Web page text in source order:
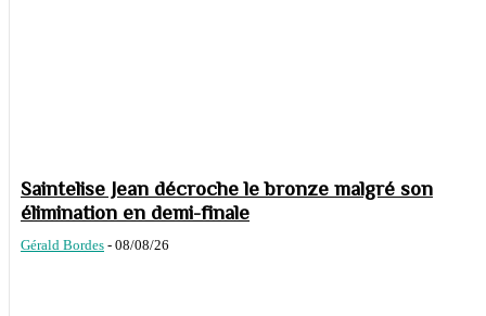
Saintelise Jean décroche le bronze malgré son
élimination en demi-finale
Gérald Bordes - 08/08/26